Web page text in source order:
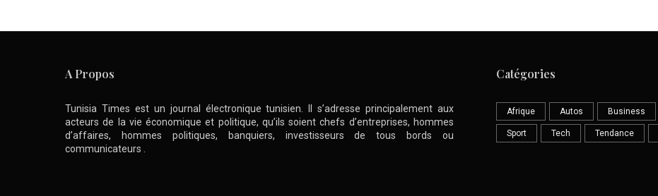
A Propos
Tunisia Times est un journal électronique tunisien. Il s’adresse principalement aux
acteurs de la vie économique et politique, qu’ils soient chefs d’entreprises, hommes
d’affaires, hommes politiques, banquiers, investisseurs de tous bords ou
communicateurs .
Catégories
Afrique Autos Business
Sport Tech Tendance